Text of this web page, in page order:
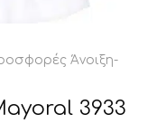
Άνοιξη-
3933